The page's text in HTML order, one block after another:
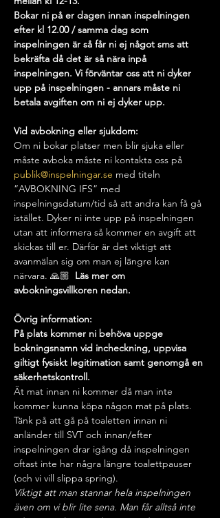
Bokar ni på er dagen innan inspelningen
efter kl 12.00 / samma dag som
inspelningen är så får ni ej något sms att
bekräfta då det är så nära inpå
inspelningen. Vi förväntar oss att ni dyker
upp på inspelningen - annars måste ni
betala avgiften om ni ej dyker upp.
Vid avbokning eller sjukdom:
Om ni bokar platser men blir sjuka eller
måste avboka måste ni kontakta oss på
publik@inspelningar.se med titeln
”AVBOKNING IFS” med
inspelningsdatum/tid så att andra kan få gå
istället. Dyker ni inte upp på inspelningen
utan att informera så kommer en avgift att
skickas till er. Därför är det viktigt att
avanmälan sig om man ej längre kan
närvara. 🙏🏼 Läs mer om
avbokningsvillkoren nedan.
Övrig information:
På plats kommer ni behöva uppge
bokningsnamn vid incheckning, uppvisa
giltigt fysiskt legitimation samt genomgå en
säkerhetskontroll.
Ät mat innan ni kommer då man inte
kommer kunna köpa någon mat på plats.
Tänk på att gå på toaletten innan ni
anländer till SVT och innan/efter
inspelningen drar igång då inspelningen
oftast inte har några längre toalettpauser
(och vi vill slippa spring).
Viktigt att man stannar hela inspelningen
även om vi blir lite sena. Man får alltså inte